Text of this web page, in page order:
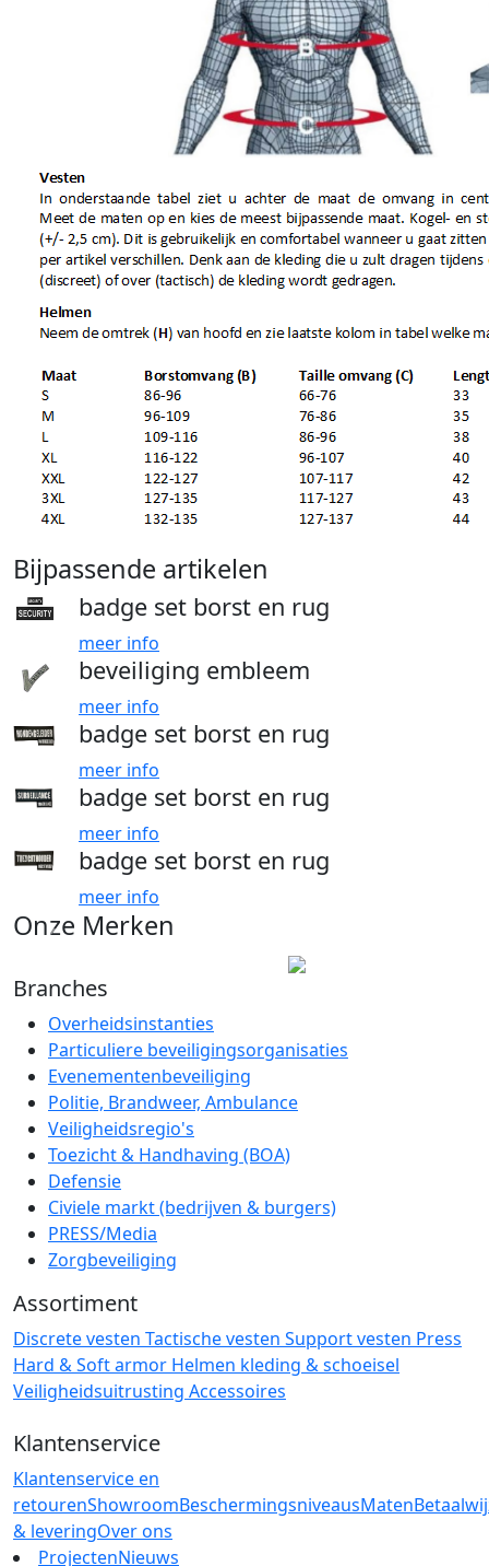
Bijpassende artikelen
badge set borst en rug
meer info
beveiliging embleem
meer info
badge set borst en rug
meer info
badge set borst en rug
meer info
badge set borst en rug
meer info
Onze Merken
Branches
Overheidsinstanties
Particuliere beveiligingsorganisaties
Evenementenbeveiliging
Politie, Brandweer, Ambulance
Veiligheidsregio's
Toezicht & Handhaving (BOA)
Defensie
Civiele markt (bedrijven & burgers)
PRESS/Media
Zorgbeveiliging
Assortiment
Discrete vesten Tactische vesten Support vesten Press
Hard & Soft armor Helmen kleding & schoeisel
Veiligheidsuitrusting Accessoires
Klantenservice
Klantenservice en
retourenShowroomBeschermingsniveausMaten
& leveringOver ons
ProjectenNieuws